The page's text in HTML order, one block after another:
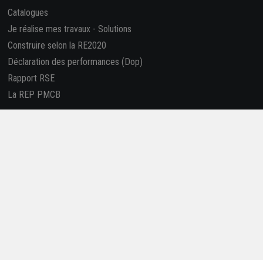
Catalogues
Je réalise mes travaux - Solutions
Construire selon la RE2020
Déclaration des performances (Dop)
Rapport RSE
La REP PMCB